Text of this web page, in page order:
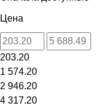
Цена
203.20
1 574.20
2 946.20
4 317.20